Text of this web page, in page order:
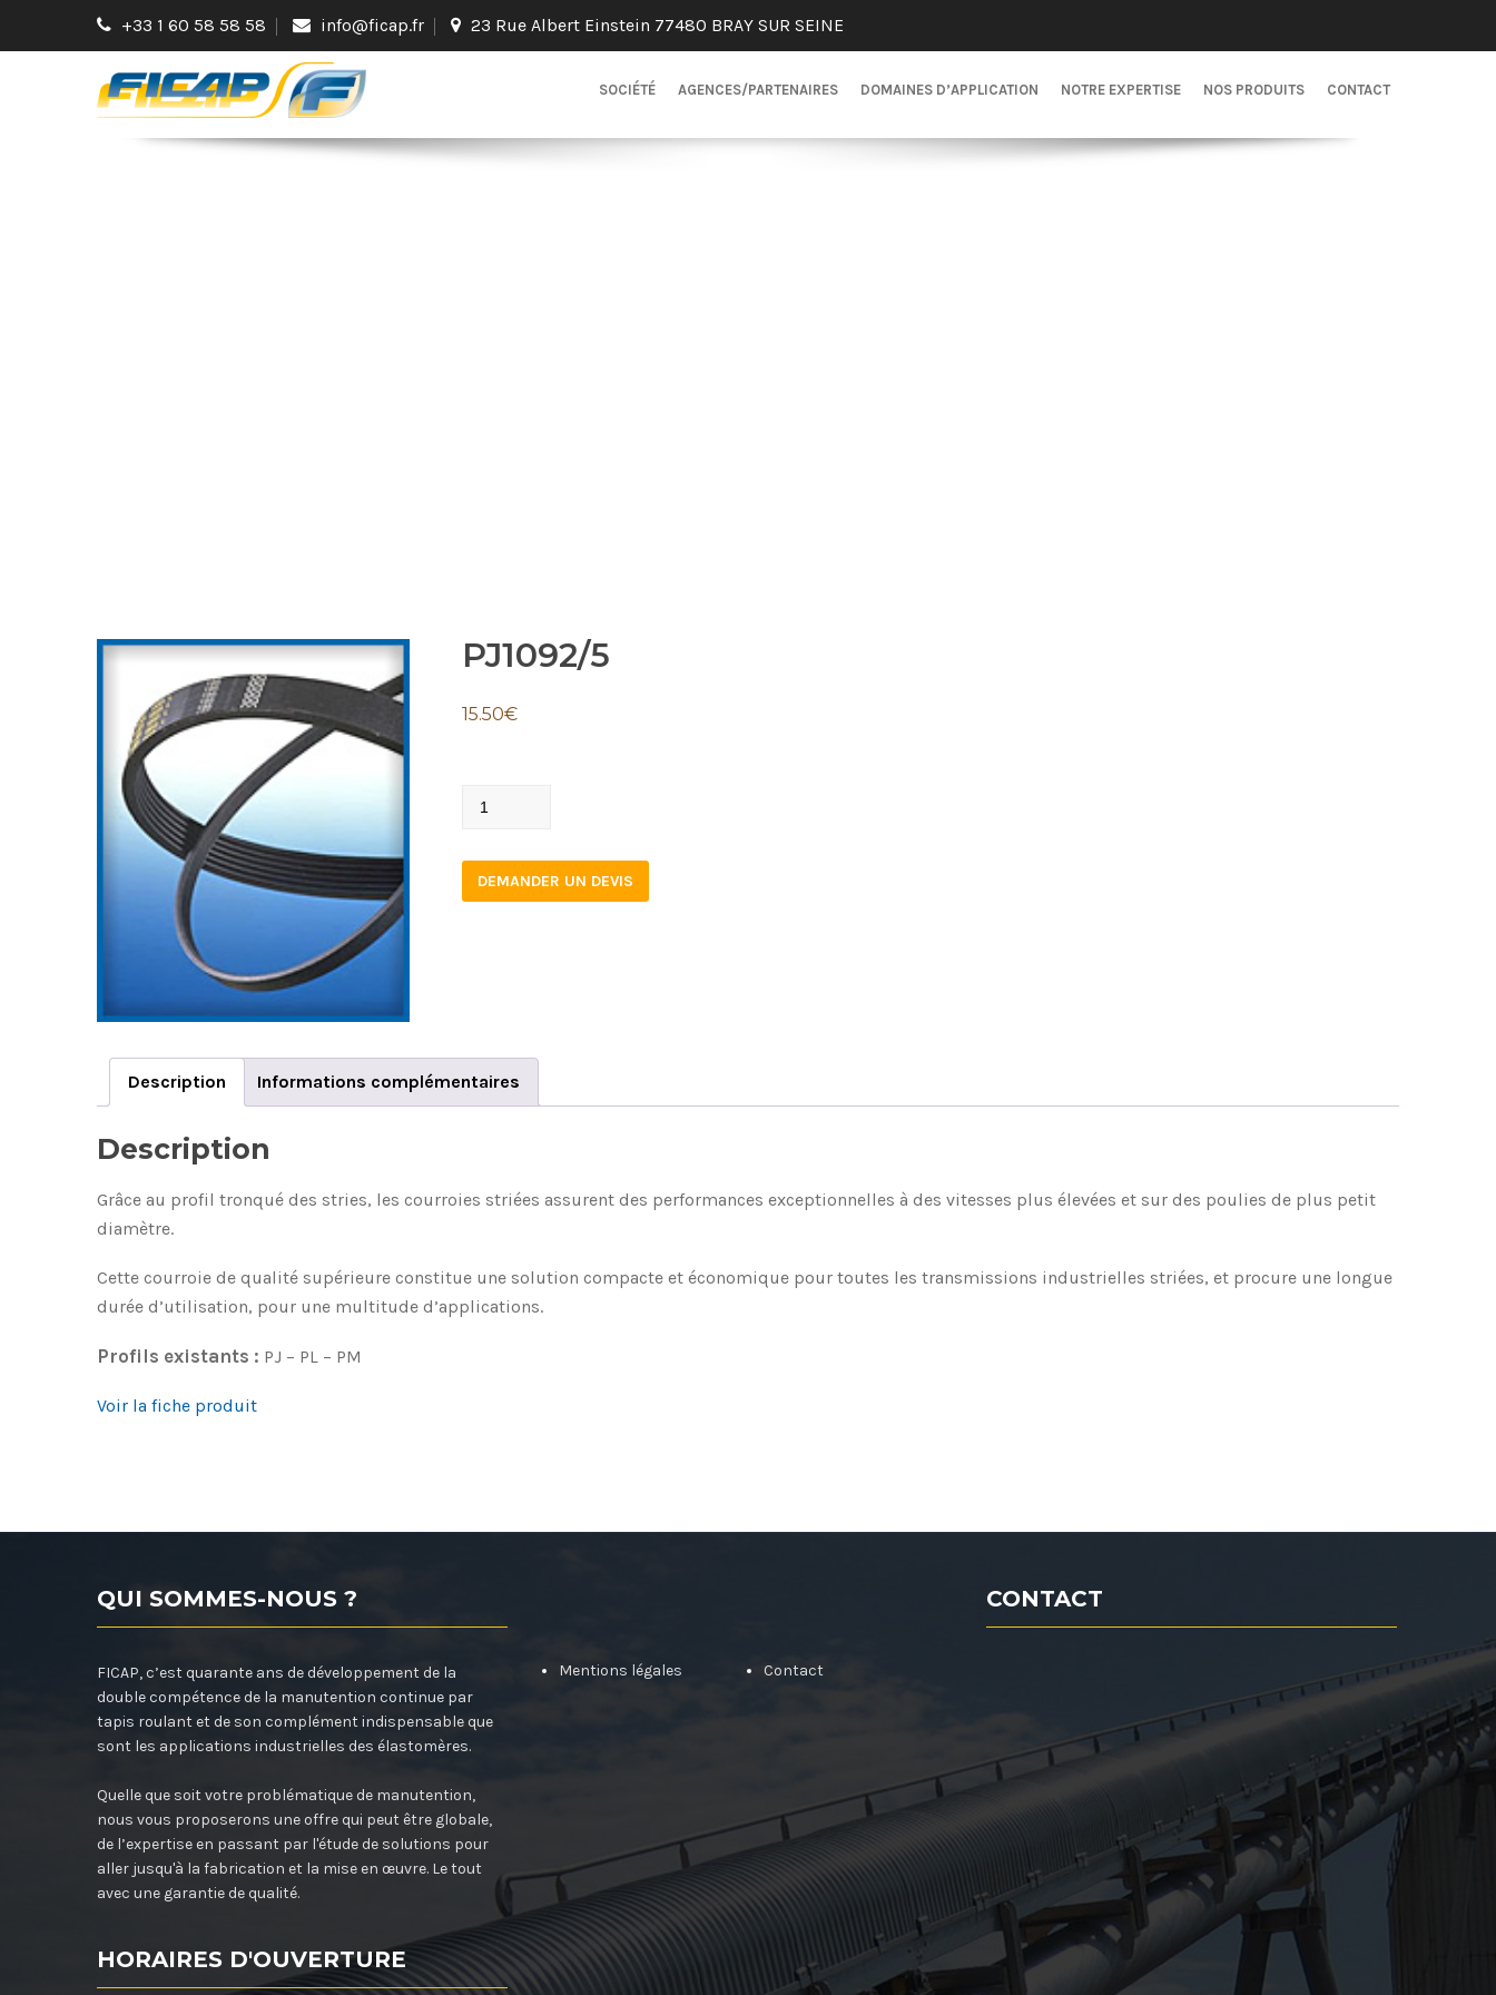
+33 1 60 58 58 58 info@ficap.fr 23 Rue Albert Einstein 77480 BRAY SUR SEINE
SOCIÉTÉ AGENCES/PARTENAIRES DOMAINES D’APPLICATION NOTRE EXPERTISE NOS PRODUITS CONTACT
PJ1092/5
15.50€
PJ1092/5
DEMANDER UN DEVIS
Description Informations complémentaires
Description
Grâce au profil tronqué des stries, les courroies striées assurent des performances exceptionnelles à des vitesses plus élevées et sur des poulies de plus petit
diamètre.
Cette courroie de qualité supérieure constitue une solution compacte et économique pour toutes les transmissions industrielles striées, et procure une longue
durée d’utilisation, pour une multitude d’applications.
Profils existants : PJ – PL – PM
Voir la fiche produit
QUI SOMMES-NOUS ?
FICAP, c’est quarante ans de développement de la
double compétence de la manutention continue par
tapis roulant et de son complément indispensable que
sont les applications industrielles des élastomères.
Quelle que soit votre problématique de manutention,
nous vous proposerons une offre qui peut être globale,
de l’expertise en passant par l'étude de solutions pour
aller jusqu'à la fabrication et la mise en œuvre. Le tout
avec une garantie de qualité.
HORAIRES D'OUVERTURE
Mentions légales Contact
CONTACT